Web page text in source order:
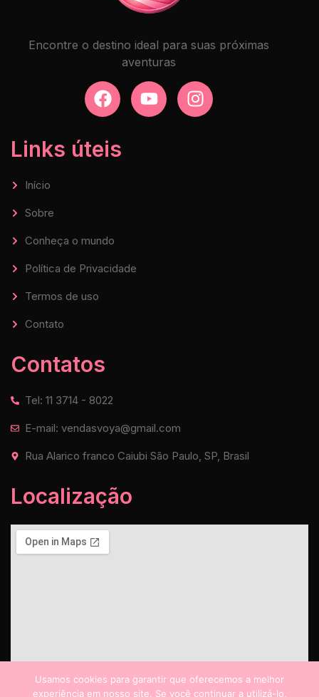
Encontre o destino ideal para suas próximas
aventuras
Links úteis
Início
Sobre
Conheça o mundo
Política de Privacidade
Termos de uso
Contato
Contatos
Tel: 11 3714 - 8022
E-mail: vendasvoya@gmail.com
Rua Alarico franco Caiubi São Paulo, SP, Brasil
Localização
Usamos cookies para garantir que oferecemos a melhor
experiência em nosso site. Se você continuar a utilizá-lo,